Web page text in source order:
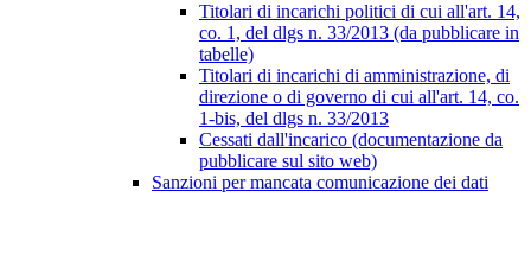
Titolari di incarichi politici di cui all'art. 14,
co. 1, del dlgs n. 33/2013 (da pubblicare in
tabelle)
Titolari di incarichi di amministrazione, di
direzione o di governo di cui all'art. 14, co.
1-bis, del dlgs n. 33/2013
Cessati dall'incarico (documentazione da
pubblicare sul sito web)
Sanzioni per mancata comunicazione dei dati